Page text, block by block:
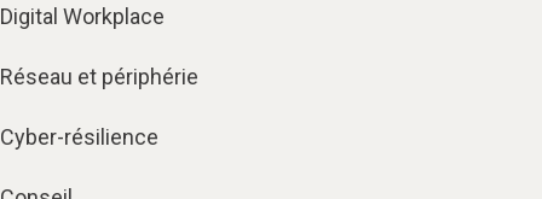
Digital Workplace
Réseau et périphérie
Cyber-résilience